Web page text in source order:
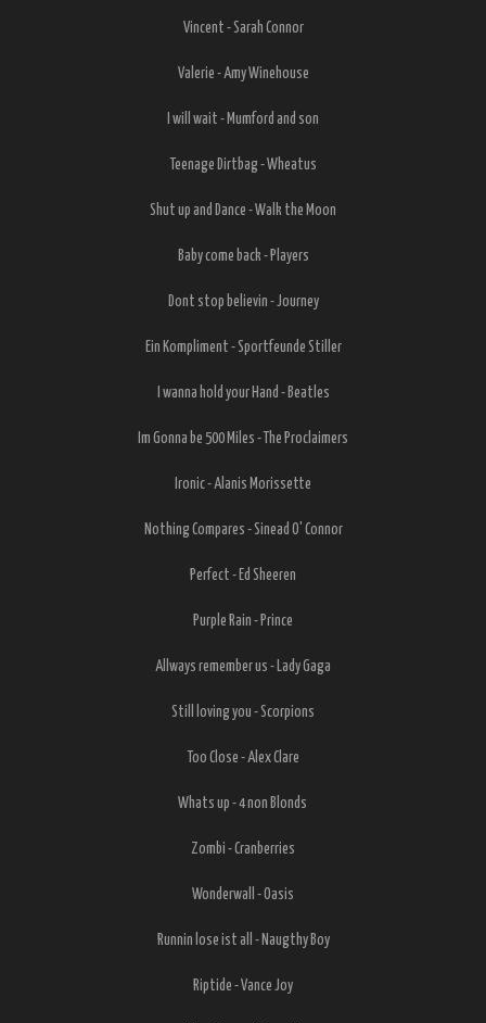
Vincent - Sarah Connor
Valerie - Amy Winehouse
I will wait - Mumford and son
Teenage Dirtbag - Wheatus
Shut up and Dance - Walk the Moon
Baby come back - Players
Dont stop believin - Journey
Ein Kompliment - Sportfeunde Stiller
I wanna hold your Hand - Beatles
Im Gonna be 500 Miles - The Proclaimers
Ironic - Alanis Morissette
Nothing Compares - Sinead O' Connor
Perfect - Ed Sheeren
Purple Rain - Prince
Allways remember us - Lady Gaga
Still loving you - Scorpions
Too Close - Alex Clare
Whats up - 4 non Blonds
Zombi - Cranberries
Wonderwall - Oasis
Runnin lose ist all - Naugthy Boy
Riptide - Vance Joy